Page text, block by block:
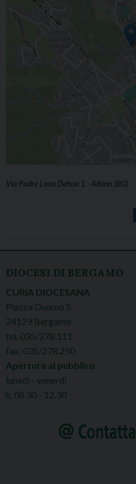
Leaflet
Via Padre Leon Dehon 1 - Albino (BG)
DIOCESI DI BERGAMO
CURIA DIOCESANA
Piazza Duomo 5
24129 Bergamo
tel. 035/278.111
fax: 035/278.250
Apertura al pubblico
lunedì - venerdì
h. 08.30 - 12.30